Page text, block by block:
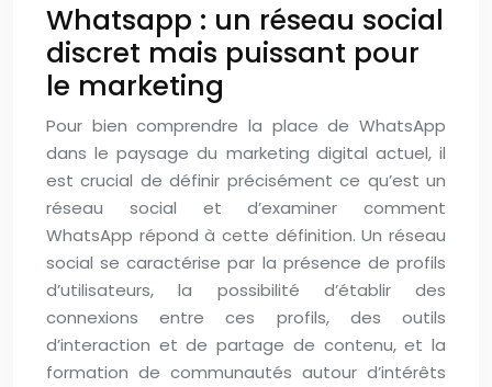
Whatsapp : un réseau social
discret mais puissant pour
le marketing
Pour bien comprendre la place de WhatsApp
dans le paysage du marketing digital actuel, il
est crucial de définir précisément ce qu’est un
réseau social et d’examiner comment
WhatsApp répond à cette définition. Un réseau
social se caractérise par la présence de profils
d’utilisateurs, la possibilité d’établir des
connexions entre ces profils, des outils
d’interaction et de partage de contenu, et la
formation de communautés autour d’intérêts